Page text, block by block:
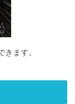
ます。